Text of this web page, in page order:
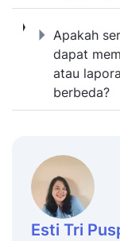
Apakah
dapat
atau
berbeda?
Apakah
Esti Tri